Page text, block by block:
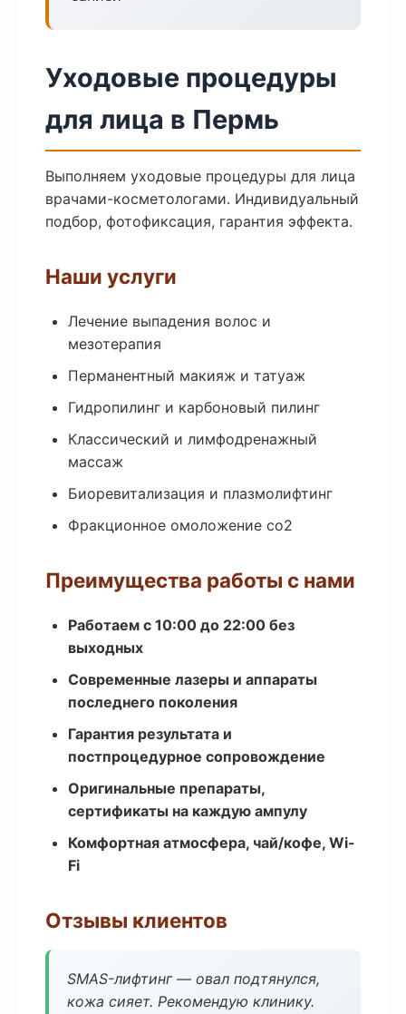
Уходовые процедуры
для лица в Пермь
Выполняем уходовые процедуры для лица
врачами-косметологами. Индивидуальный
подбор, фотофиксация, гарантия эффекта.
Наши услуги
Лечение выпадения волос и
мезотерапия
Перманентный макияж и татуаж
Гидропилинг и карбоновый пилинг
Классический и лимфодренажный
массаж
Биоревитализация и плазмолифтинг
Фракционное омоложение co2
Преимущества работы с нами
Работаем с 10:00 до 22:00 без
выходных
Современные лазеры и аппараты
последнего поколения
Гарантия результата и
постпроцедурное сопровождение
Оригинальные препараты,
сертификаты на каждую ампулу
Комфортная атмосфера, чай/кофе, Wi-
Fi
Отзывы клиентов
SMAS-лифтинг — овал подтянулся,
кожа сияет. Рекомендую клинику.